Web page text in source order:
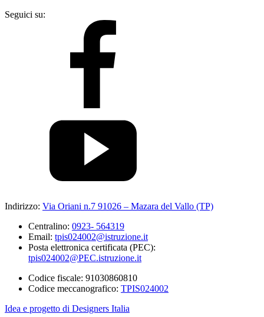
Seguici su:
Indirizzo: Via Oriani n.7 91026 – Mazara del Vallo (TP)
Centralino: 0923- 564319
Email: tpis024002@istruzione.it
Posta elettronica certificata (PEC):
tpis024002@PEC.istruzione.it
Codice fiscale: 91030860810
Codice meccanografico: TPIS024002
Idea e progetto di Designers Italia